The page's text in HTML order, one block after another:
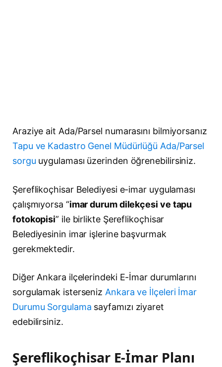
Araziye ait Ada/Parsel numarasını bilmiyorsanız
Tapu ve Kadastro Genel Müdürlüğü Ada/Parsel
sorgu uygulaması üzerinden öğrenebilirsiniz.
Şereflikoçhisar Belediyesi e-imar uygulaması
çalışmıyorsa “imar durum dilekçesi ve tapu
fotokopisi” ile birlikte Şereflikoçhisar
Belediyesinin imar işlerine başvurmak
gerekmektedir.
Diğer Ankara ilçelerindeki E-İmar durumlarını
sorgulamak istersenizAnkara ve İlçeleri İmar
Durumu Sorgulama sayfamızı ziyaret
edebilirsiniz.
Şereflikoçhisar E-İmar Planı